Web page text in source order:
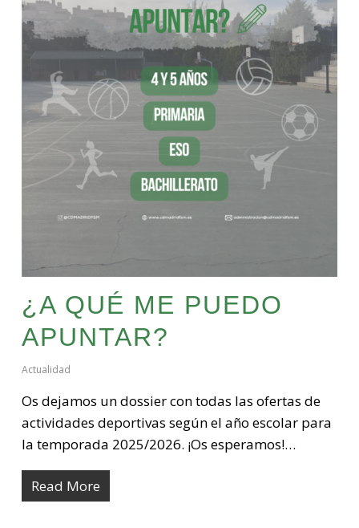
¿A QUÉ ME PUEDO
APUNTAR?
Actualidad
Os dejamos un dossier con todas las ofertas de
actividades deportivas según el año escolar para
la temporada 2025/2026. ¡Os esperamos!…
Read More